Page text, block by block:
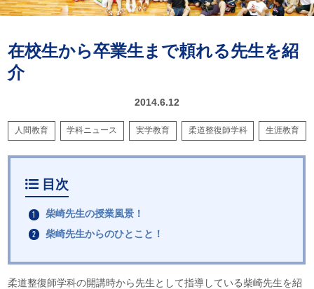
在校生から卒業生まで頼れる先生を紹
介
2014.6.12
人間教育 学科ニュース 実学教育 柔道整復師学科 生涯教育
目次
柴崎先生の授業風景！
柴崎先生からのひとこと！
柔道整復師学科の開講時から先生として指導している柴崎先生を紹